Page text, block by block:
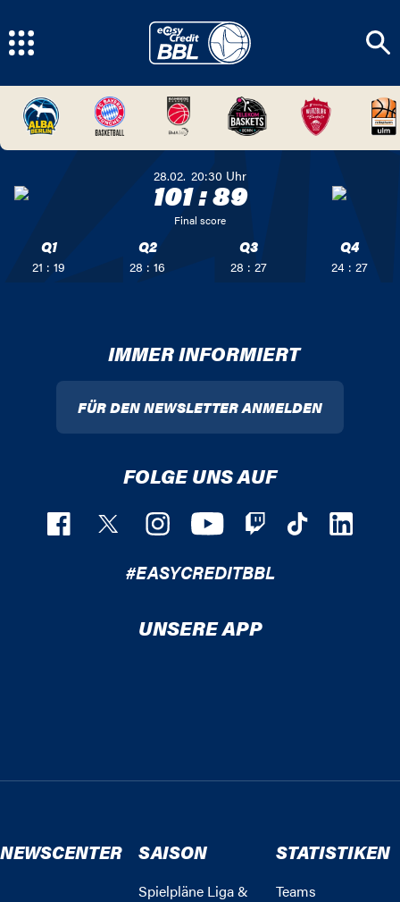
28.02. 20:30 Uhr
101:89
Final score
Q1
21 : 19
Q2
28 : 16
Q3
28 : 27
Q4
24 : 27
IMMER INFORMIERT
FÜR DEN NEWSLETTER ANMELDEN
FOLGE UNS AUF
#EASYCREDITBBL
UNSERE APP
NEWSCENTER SAISON
Spielpläne Liga &
STATISTIKEN
Teams